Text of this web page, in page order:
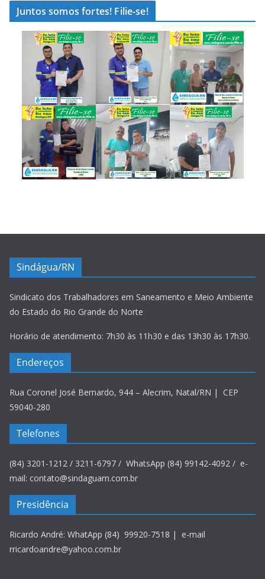
Juntos somos fortes! Filie-se!
Sindágua/RN
Sindicato dos Trabalhadores em Saneamento e Meio Ambiente
do Estado do Rio Grande do Norte
Horário de atendimento: 7h30 às 11h30 e das 13h30 às 17h30.
Endereços
Rua Coronel José Bernardo, 944 – Alecrim, Natal/RN | CEP
59040-280
Telefones
(84) 3201-1212 / 3211-6797 / WhatsApp (84) 99142-4092 / e-
mail: contato@sindaguarn.com.br
Presidência
Ricardo André: WhatApp (84) 99920-7518 | e-mail
rricardoandre@yahoo.com.br